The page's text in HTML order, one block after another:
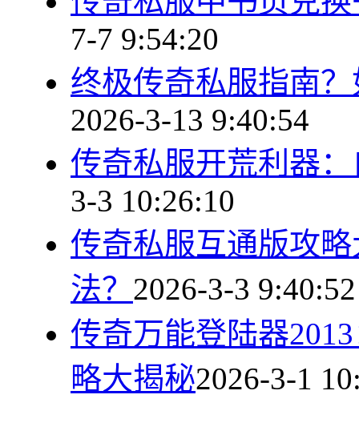
7-7 9:54:20
终极传奇私服指南
2026-3-13 9:40:54
传奇私服开荒利器
3-3 10:26:10
传奇私服互通版攻
法？ 2026-3-3 9:40:52
传奇万能登陆器
略大揭秘2026-3-1